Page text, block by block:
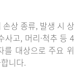
상 종류, 발생 시 상
고, 머리·척추 등 4
를 대상으로 주요 위
니다.